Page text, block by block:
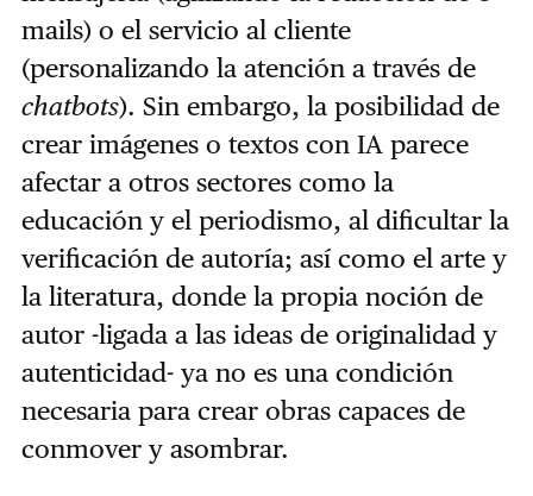
mails) o el servicio al cliente
(personalizando la atención a través de
chatbots). Sin embargo, la posibilidad de
crear imágenes o textos con IA parece
afectar a otros sectores como la
educación y el periodismo, al dificultar la
verificación de autoría; así como el arte y
la literatura, donde la propia noción de
autor -ligada a las ideas de originalidad y
autenticidad- ya no es una condición
necesaria para crear obras capaces de
conmover y asombrar.